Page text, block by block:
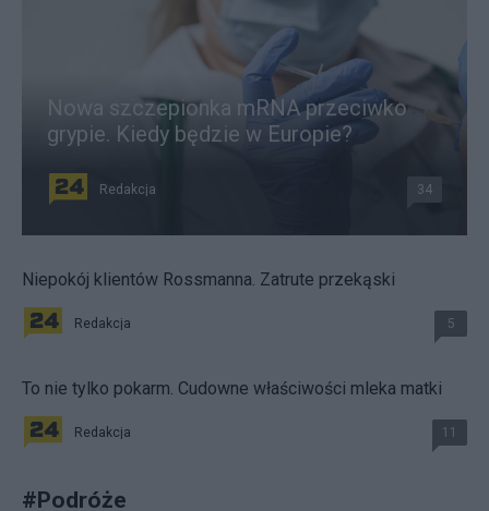
Nowa szczepionka mRNA przeciwko
grypie. Kiedy będzie w Europie?
Redakcja 34
Niepokój klientów Rossmanna. Zatrute przekąski
Redakcja 5
To nie tylko pokarm. Cudowne właściwości mleka matki
Redakcja 11
#Podróże